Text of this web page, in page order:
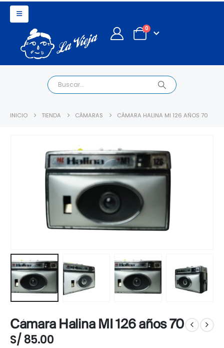
0
INICIO TIENDA CÁMARAS CÁMARA HALINA MI 126 AÑOS 70
Cámara Halina MI 126 años 70
S/ 85.00